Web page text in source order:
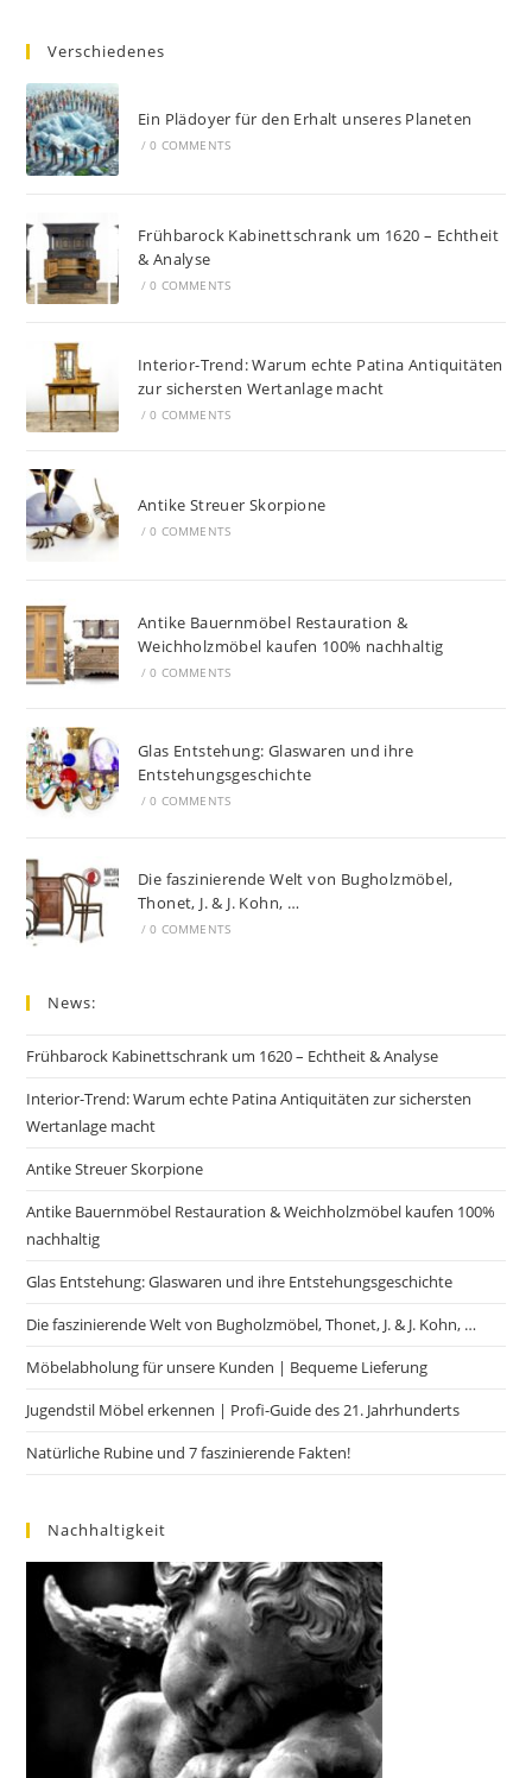
Verschiedenes
Ein Plädoyer für den Erhalt unseres Planeten
/ 0 COMMENTS
Frühbarock Kabinettschrank um 1620 – Echtheit
& Analyse
/ 0 COMMENTS
Interior-Trend: Warum echte Patina Antiquitäten
zur sichersten Wertanlage macht
/ 0 COMMENTS
Antike Streuer Skorpione
/ 0 COMMENTS
Antike Bauernmöbel Restauration &
Weichholzmöbel kaufen 100% nachhaltig
/ 0 COMMENTS
Glas Entstehung: Glaswaren und ihre
Entstehungsgeschichte
/ 0 COMMENTS
Die faszinierende Welt von Bugholzmöbel,
Thonet, J. & J. Kohn, …
/ 0 COMMENTS
News:
Frühbarock Kabinettschrank um 1620 – Echtheit & Analyse
Interior-Trend: Warum echte Patina Antiquitäten zur sichersten
Wertanlage macht
Antike Streuer Skorpione
Antike Bauernmöbel Restauration & Weichholzmöbel kaufen 100%
nachhaltig
Glas Entstehung: Glaswaren und ihre Entstehungsgeschichte
Die faszinierende Welt von Bugholzmöbel, Thonet, J. & J. Kohn, …
Möbelabholung für unsere Kunden | Bequeme Lieferung
Jugendstil Möbel erkennen | Profi-Guide des 21. Jahrhunderts
Natürliche Rubine und 7 faszinierende Fakten!
Nachhaltigkeit